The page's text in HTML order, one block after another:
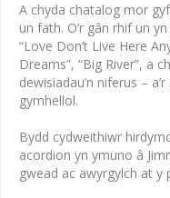
A chyda chatalog mor
un fath. O’r gân rhif un
“Love Don’t Live Here
Dreams”, “Big River”, a
dewisiadau’n niferus –
gymhellol.
Bydd cydweithiwr
acordion yn ymuno â
gwead ac awyrgylch at